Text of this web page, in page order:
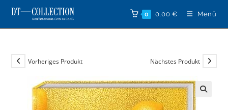
Zum
Inhalt
springen
0 0,00 € Menü
Vorheriges Produkt Nächstes Produkt